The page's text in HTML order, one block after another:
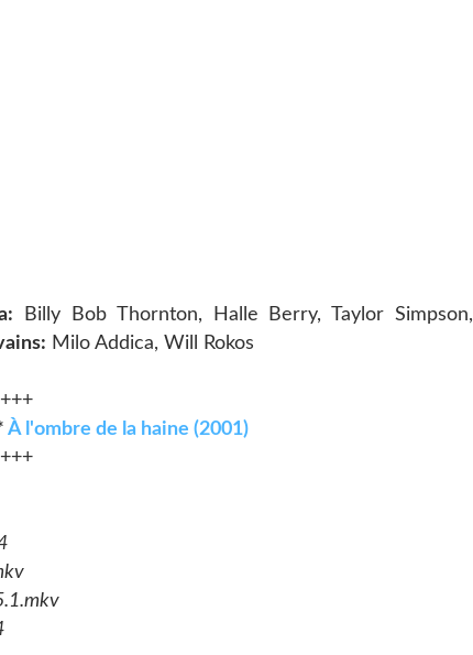
Billy Bob Thornton, Halle Berry, Taylor Simpson,
Milo Addica, Will Rokos
À l'ombre de la haine (2001)